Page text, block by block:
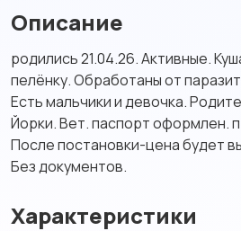
Описание
родились 21.04.26. Активные.
пелёнку. Обработаны от
Есть мальчики и девочка.
Йорки. Вет. паспорт оформлен.
После постановки-цена будет
Без документов.
Характеристики